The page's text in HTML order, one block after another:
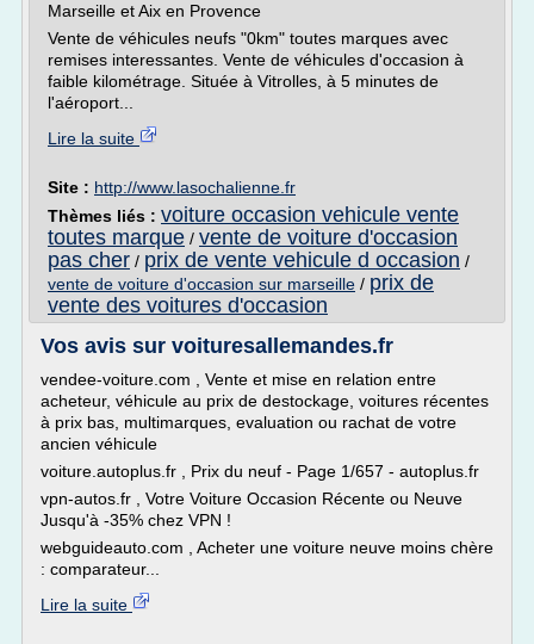
Marseille et Aix en Provence
Vente de véhicules neufs "0km" toutes marques avec
remises interessantes. Vente de véhicules d'occasion à
faible kilométrage. Située à Vitrolles, à 5 minutes de
l'aéroport...
Lire la suite
Site : http://www.lasochalienne.fr
Thèmes liés : voiture occasion vehicule vente
toutes marque / vente de voiture d'occasion
pas cher / prix de vente vehicule d occasion /
vente de voiture d'occasion sur marseille / prix de
vente des voitures d'occasion
Vos avis sur voituresallemandes.fr
vendee-voiture.com , Vente et mise en relation entre
acheteur, véhicule au prix de destockage, voitures récentes
à prix bas, multimarques, evaluation ou rachat de votre
ancien véhicule
voiture.autoplus.fr , Prix du neuf - Page 1/657 - autoplus.fr
vpn-autos.fr , Votre Voiture Occasion Récente ou Neuve
Jusqu'à -35% chez VPN !
webguideauto.com , Acheter une voiture neuve moins chère
: comparateur...
Lire la suite